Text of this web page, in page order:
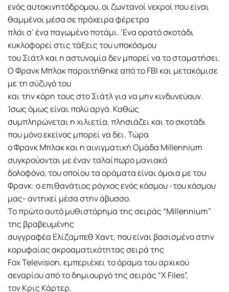
ενός αυτοκινητόδρομου, οι ζωντανοί νεκροί που είναι
θαμμένοι μέσα σε πρόχειρα φέρετρα
πλάι σ’ ένα παγωμένο ποτάμι. ‘Ενα ορατό σκοτάδι
κυκλοφορεί στις τάξεις του υποκόσμου
του Σιάτλ και η αστυνομία δεν μπορεί να το σταματήσει.
Ο Φρανκ Μπλακ παραιτήθηκε από το FBI και μετακόμισε
με τη σύζυγό του
και την κόρη τους στο Σιάτλ για να μην κινδυνεύουν.
Ίσως όμως είναι πολύ αργά. Καθώς
συμπληρώνεται η χιλιετία, πλησιάζει και το σκοτάδι
που μόνο εκείνος μπορεί να δει. Τώρα
ο Φρανκ Μπλακ και η αινιγματική Ομάδα Millennium
συγκρούονται με έναν ταλαίπωρο μανιακό
δολοφόνο, του οποίου τα οράματα είναι όμοια με του
Φρανκ: ο επιθανάτιος ρόγχος ενός κόσμου -του κόσμου
μας- αντηχεί μέσα στην άβυσσο.
Το πρώτο αυτό μυθιστόρημα της σειράς “Millennium”
της βραβευμένης
συγγραφέα Ελίζαμπεθ Χαντ, που είναι βασισμένο στην
κορυφαίας ακροαματικότητας σειρά της
Fox Television, εμπεριέχει το όραμα του αρχικού
σεναρίου από το δημιουργό της σειράς “X Files”,
τον Κρις Κάρτερ.